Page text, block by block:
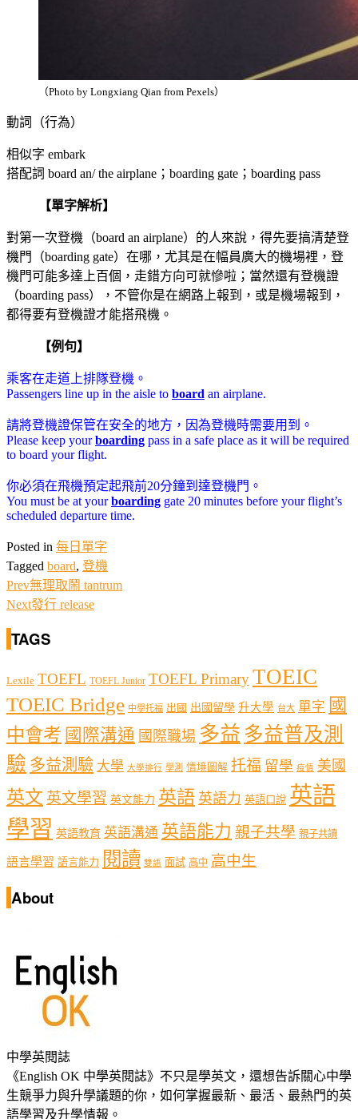
（Photo by Longxiang Qian from Pexels）
動詞（行為）
相似字 embark
搭配詞 board an/ the airplane；boarding gate；boarding pass
【單字解析】
對第一次登機（board an airplane）的人來說，得先要搞清楚登
機門（boarding gate）在哪，尤其是在幅員廣大的機場裡，登
機門可能多達上百個，走錯方向可就慘啦；當然還有登機證
（boarding pass），不管你是在網路上報到，或是機場報到，
都得要有登機證才能搭飛機。
【例句】
乘客在走道上排隊登機。
Passengers line up in the aisle to board an airplane.
請將登機證保管在安全的地方，因為登機時需要用到。
Please keep yourboarding pass in a safe place as it will be required
to board your flight.
你必須在飛機預定起飛前20分鐘到達登機門。
You must be at yourboarding gate 20 minutes before your flight’s
scheduled departure time.
Posted in 每日單字
Tagged board, 登機
Prev無理取鬧 tantrum
Next發行 release
TAGS
Lexile TOEFL TOEFL Junior TOEFL PrimaryTOEIC
TOEIC Bridge 中學托福 出國 出國留學 升大學 台大 單字 國
中會考 國際溝通 國際職場 多益 多益普及測
驗 多益測驗 大學 大學排行 學測 情境圖解 托福 留學 疫情 美國
英文 英文學習 英文能力 英語 英語力 英語口說 英語
學習 英語教育 英語溝通 英語能力 親子共學 親子共讀
語言學習 語言能力 閱讀 雙語 面試 高中 高中生
About
中學英閱誌
《English OK 中學英閱誌》不只是學英文，還想告訴關心中學
生競爭力與升學議題的你，如何掌握最新、最活、最熱門的英
語學習及升學情報。